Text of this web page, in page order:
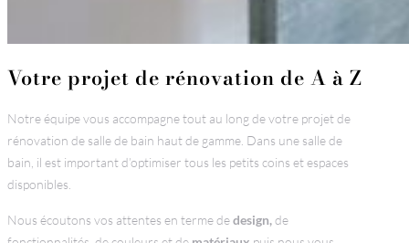
Votre projet de rénovation de A à Z
Notre équipe vous accompagne tout au long de votre projet de
rénovation de salle de bain haut de gamme. Dans une salle de
bain, il est important d’optimiser tous les petits coins et espaces
disponibles.
Nous écoutons vos attentes en terme dedesign,de